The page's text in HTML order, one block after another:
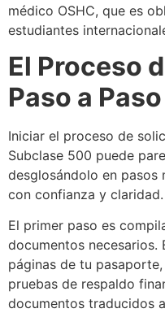
médico OSHC, que es
estudiantes
El Proceso
Paso a Paso
Iniciar el proceso de
Subclase 500 puede
desglosándolo en pasos
con confianza y claridad.
El primer paso es
documentos necesarios.
páginas de tu
pruebas de respaldo
documentos traducidos